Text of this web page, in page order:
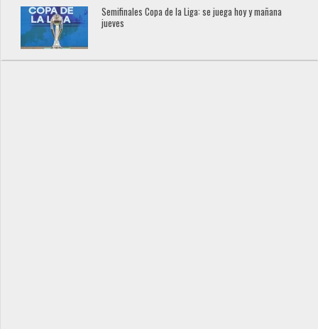
Semifinales Copa de la Liga: se juega hoy y mañana
jueves